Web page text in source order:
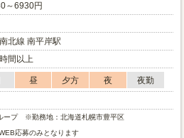
～6930円
北線 南平岸駅
間以上
昼 夕方 夜
夜勤
ープ ※勤務地：北海道札幌市豊平区
応募のみとなります